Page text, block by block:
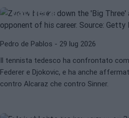
carriera
Pedro de Pablos - 29 lug 2026
Il tennista tedesco ha confrontato
Federer e Djokovic, e ha anche
contro Alcaraz che contro Sinner.
WTAALEXANDRA EALA
Eala sottolinea